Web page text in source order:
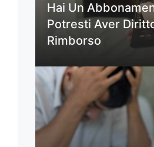
Hai Un
Potresti Aver
Rimborso